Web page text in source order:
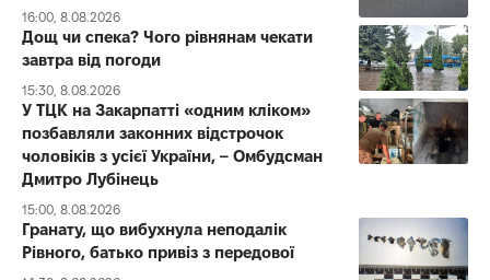
16:00, 8.08.2026
Дощ чи спека? Чого рівнянам чекати
завтра від погоди
15:30, 8.08.2026
У ТЦК на Закарпатті «одним кліком»
позбавляли законних відстрочок
чоловіків з усієї України, – Омбудсман
Дмитро Лубінець
15:00, 8.08.2026
Гранату, що вибухнула неподалік
Рівного, батько привіз з передової